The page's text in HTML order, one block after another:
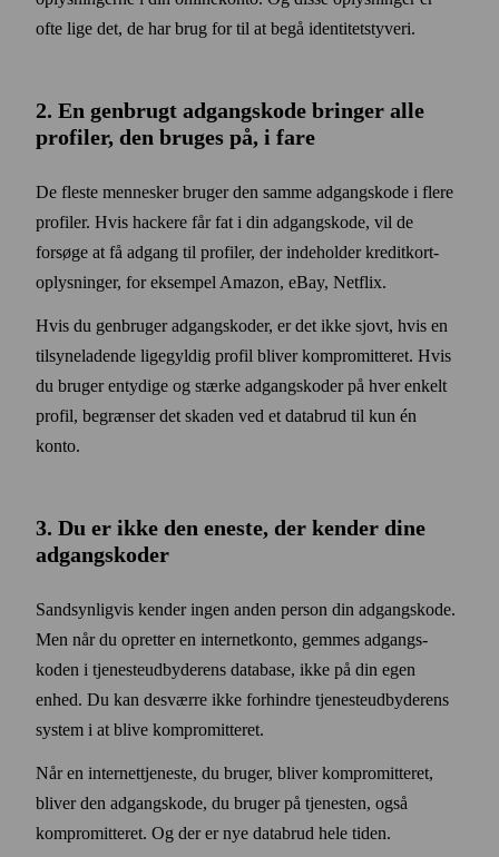
ofte lige det, de har brug for til at begå identitets­tyveri.
2. En genbrugt adgangs­kode bringer alle
profiler, den bruges på, i fare
De fleste mennesker bruger den samme adgangskode i flere
profiler. Hvis hackere får fat i din adgangs­kode, vil de
forsøge at få adgang til profiler, der indeholder kredit­kort­
oplysninger, for eksempel Amazon, eBay, Netflix.
Hvis du genbruger adgangs­koder, er det ikke sjovt, hvis en
tilsyne­ladende ligegyldig profil bliver kompromitteret. Hvis
du bruger entydige og stærke adgangs­koder på hver enkelt
profil, begrænser det skaden ved et data­brud til kun én
konto.
3. Du er ikke den eneste, der kender dine
adgangs­koder
Sandsynligvis kender ingen anden person din adgangs­kode.
Men når du opretter en internet­konto, gemmes adgangs­
koden i tjeneste­udbyderens data­base, ikke på din egen
enhed. Du kan desværre ikke forhindre tjeneste­udbyderens
system i at blive kompromitteret.
Når en internet­tjeneste, du bruger, bliver kompromitteret,
bliver den adgangs­kode, du bruger på tjenesten, også
kompromitteret. Og der er nye data­brud hele tiden.